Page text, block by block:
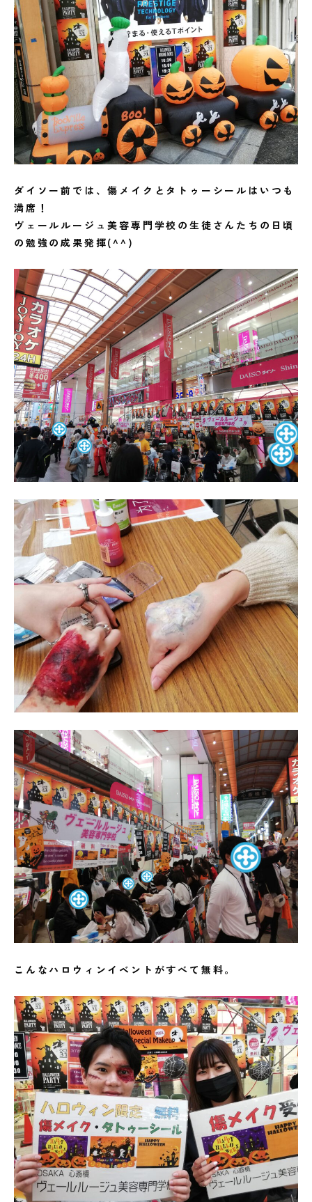
ダイソー前では、傷メイクとタトゥーシールはいつも
満席！
ヴェールルージュ美容専門学校の生徒さんたちの日頃
の勉強の成果発揮(^^)
こんなハロウィンイベントがすべて無料。